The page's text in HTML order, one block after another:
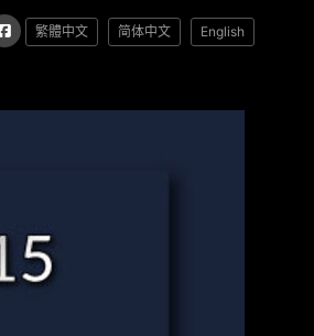
繁體中文 简体中文 English